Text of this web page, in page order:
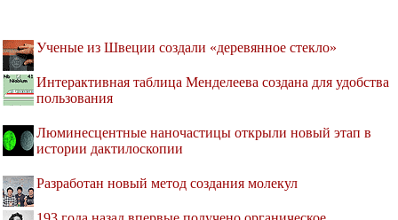
Ученые из Швеции создали «деревянное стекло»
Интерактивная таблица Менделеева создана для удобства
пользования
Люминесцентные наночастицы открыли новый этап в
истории дактилоскопии
Разработан новый метод создания молекул